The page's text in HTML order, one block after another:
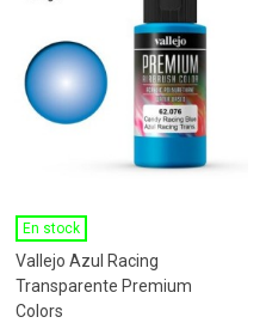
En stock
Vallejo Azul Racing
Transparente Premium
Colors